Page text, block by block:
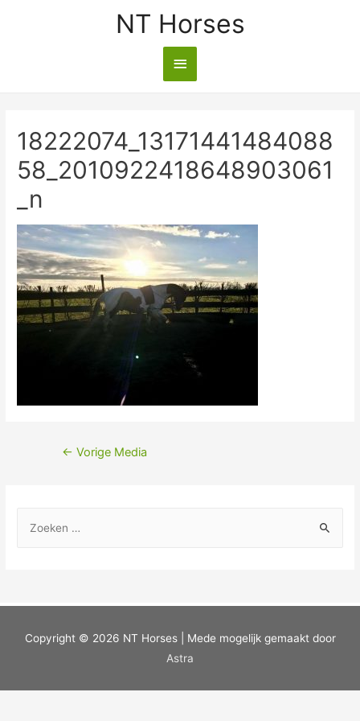
NT Horses
18222074_13171441484088
58_2010922418648903061
_n
← Vorige Media
Copyright © 2026 NT Horses| Mede mogelijk gemaakt door
Astra